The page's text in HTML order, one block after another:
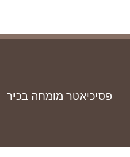
פסיכיאטר מומחה בכיר